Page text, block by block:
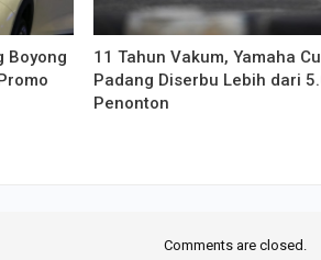
Boyong
11 Tahun Vakum, Yamaha
Padang Diserbu Lebih dari
Penonton
Comments are closed.